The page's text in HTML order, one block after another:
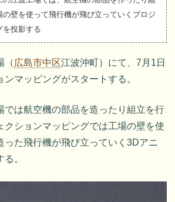
の壁を使って飛行機が飛び立っていくプロジ
を投影する
（ 広島市中区江波沖町）にて、7月1日
マッピングがスタートする。
では航空機の部品を造ったり組立を行
クションマッピングでは工場の壁を使
った飛行機が飛び立っていく3Dアニ
。